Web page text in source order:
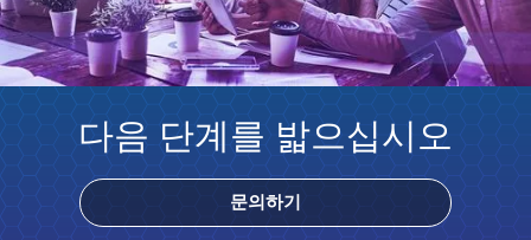
다음 단계를 밟으십시오
문의하기